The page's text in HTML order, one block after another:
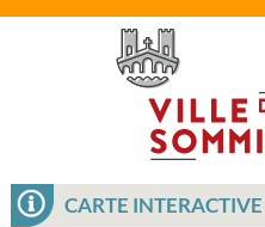
CARTE INTERACTIVE